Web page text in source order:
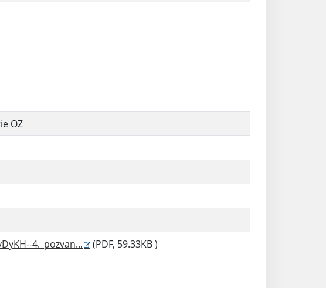
Reset
OZ
4._pozvan... (PDF, 59.33KB )